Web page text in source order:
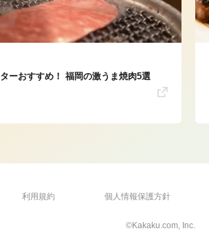
ーおすすめ！ 福岡の激うま焼肉5選
利用規約 個人情報保護方針
©Kakaku.com, Inc.